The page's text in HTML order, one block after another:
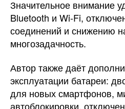
Значительное внимание
Bluetooth и Wi-Fi,
соединений и снижению
многозадачность.
Автор также даёт
эксплуатации батареи:
для новых смартфонов,
автоблокировки,